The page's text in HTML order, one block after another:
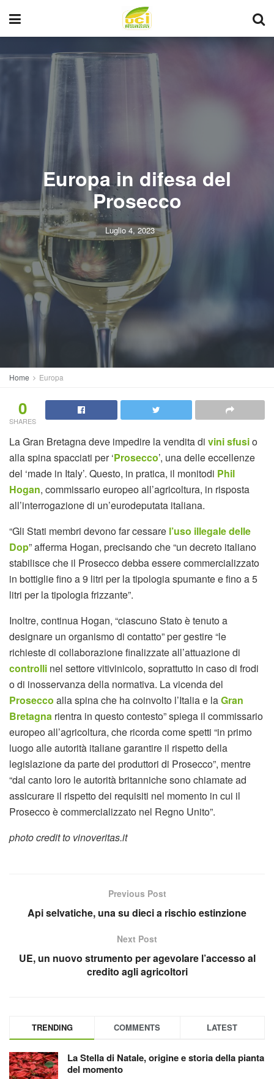
Europa in difesa del
Prosecco
Luglio 4, 2023
Home Europa
0
SHARES
La Gran Bretagna deve impedire la vendita di vini sfusio
alla spina spacciati per ‘Prosecco’, una delle eccellenze
del ‘made in Italy’. Questo, in pratica, il monitodi Phil
Hogan, commissario europeo all’agricoltura, in risposta
all’interrogazione di un’eurodeputata italiana.
“Gli Stati membri devono far cessare l’uso illegale delle
Dop” afferma Hogan, precisando che “un decreto italiano
stabilisce che il Prosecco debba essere commercializzato
in bottiglie fino a 9 litri per la tipologia spumante e fino a 5
litri per la tipologia frizzante”.
Inoltre, continua Hogan, “ciascuno Stato è tenuto a
designare un organismo di contatto” per gestire “le
richieste di collaborazione finalizzate all’attuazione di
controlli nel settore vitivinicolo, soprattutto in caso di frodi
o di inosservanza della normativa. La vicenda del
Prosecco alla spina che ha coinvolto l’Italia e laGran
Bretagna rientra in questo contesto” spiega il commissario
europeo all’agricoltura, che ricorda come spetti “in primo
luogo alle autorità italiane garantire il rispetto della
legislazione da parte dei produttori di Prosecco”, mentre
“dal canto loro le autorità britanniche sono chiamate ad
assicurare il rispetto dei requisiti nel momento in cui il
Prosecco è commercializzato nel Regno Unito”.
photo credit to vinoveritas.it
Previous Post
Api selvatiche, una su dieci a rischio estinzione
Next Post
UE, un nuovo strumento per agevolare l’accesso al
credito agli agricoltori‏
TRENDING COMMENTS LATEST
La Stella di Natale, origine e storia della pianta
del momento